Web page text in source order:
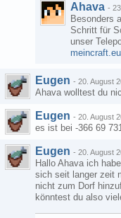
Ahava -
Besonders
Schritt für
unser
Eugen - 20. August
Ahava wolltest du
Eugen - 20. August
es ist bei -366 69
Eugen - 20. August
Hallo Ahava ich
sich seit langer zeit
nicht zum Dorf
könntest du also